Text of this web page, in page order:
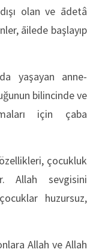
olan ve ādetâ
āilede başlayıp
yaşayan anne-
bilincinde ve
için çaba
çocukluk
Allah sevgisini
huzursuz,
Allah ve Allah